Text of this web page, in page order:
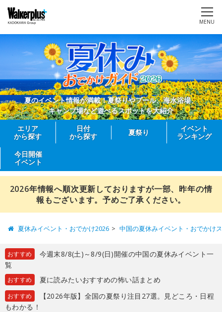
MENU
夏のイベント情報が満載！夏祭りやプール、海水浴場、
キャンプ場など遊べるスポットを大紹介
エリア
から探す
日付
から探す
夏祭り
イベント
ランキング
今日開催
イベント
2026年情報へ順次更新しておりますが一部、昨年の情
報もございます。予めご了承ください。
夏休みイベント・おでかけ2026 中国の夏休みイベント・おでかけ
おすすめ
今週末8/8(土)～8/9(日)開催の中国の夏休みイベント一
覧
おすすめ 夏に読みたいおすすめの怖い話まとめ
おすすめ
【2026年版】全国の夏祭り注目27選。見どころ・日程
もわかる！